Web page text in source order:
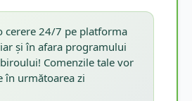
cerere 24/7 pe platforma
și în afara programului
Comenzile tale vor
în următoarea zi